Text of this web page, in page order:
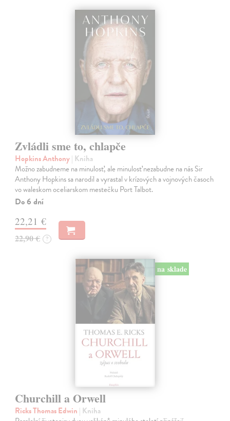
Zvládli sme to, chlapče
Hopkins Anthony| Kniha
Možno zabudneme na minulosť, ale minulosť nezabudne na nás Sir
Anthony Hopkins sa narodil a vyrastal v krízových a vojnových časoch
vo waleskom oceliarskom mestečku Port Talbot.
Do 6 dní
22,21 €
22,90 € ?
na sklade
Churchill a Orwell
Ricks Thomas Edwin | Kniha